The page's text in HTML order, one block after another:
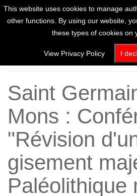
Home
Saint
Mons :
"Révision
gisement
Paléolithique
This website uses cookies to manage
other functions. By using our website,
these types of cookies on
View Privacy Policy I